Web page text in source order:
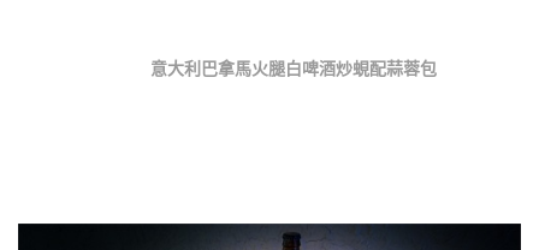
意大利巴拿馬火腿白啤酒炒蜆配蒜蓉包